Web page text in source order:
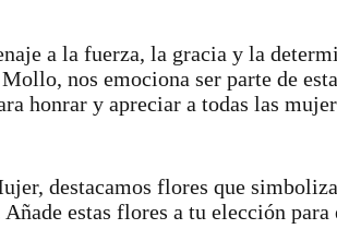
a la fuerza, la gracia y la
nos emociona ser parte de
honrar y apreciar a todas las
destacamos flores que
estas flores a tu elección